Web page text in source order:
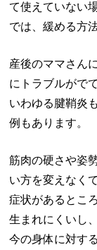
て使えていない
では、緩める方
産後のママさん
にトラブルがで
いわゆる腱鞘炎
例もあります。
筋肉の硬さや姿
い方を変えなく
症状があるとこ
生まれにくいし
今の身体に対す